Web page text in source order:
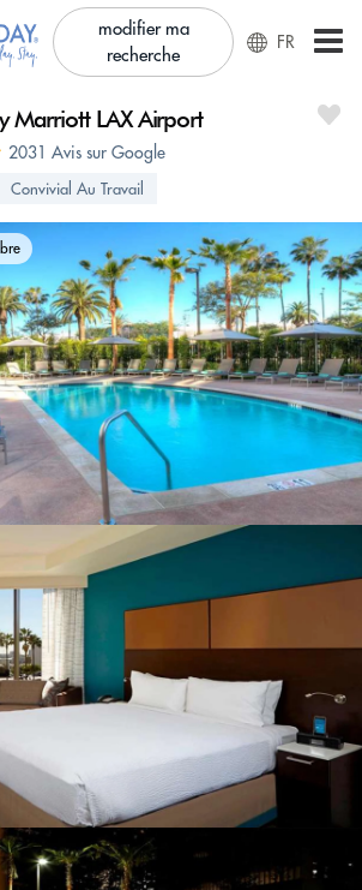
modifier ma
recherche
FR
Marriott LAX Airport
2031 Avis sur Google
Convivial Au Travail